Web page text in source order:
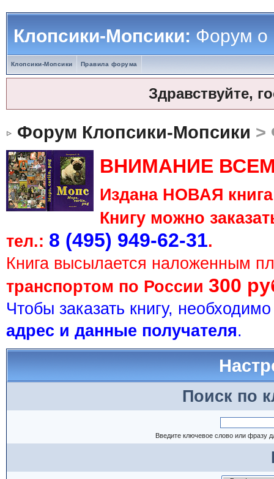
Клопсики-Мопсики:Форум о
Клопсики-Мопсики Правила форума
Здравствуйте,
Форум Клопсики-Мопсики >
ВНИМАНИЕ
Издана НОВАЯ
Книгу можно
тел.: 8 (495) 949-62-31.
Книга высылается наложенным
транспортом по России 300
Чтобы заказать книгу,
адрес и данные получателя.
Поиск по
Введите ключевое слово или фразу